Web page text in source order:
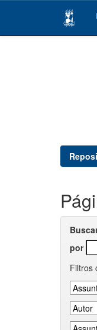
por
Filtros